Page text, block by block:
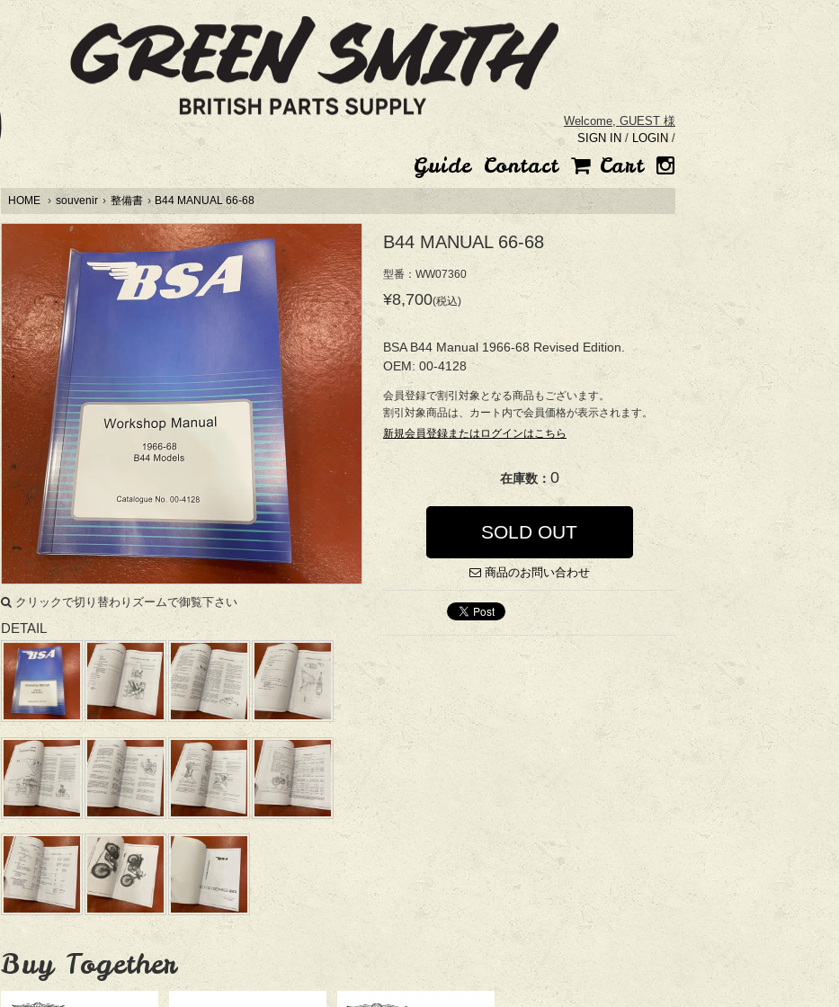
Welcome, GUEST 様
SIGN IN / LOGIN /
Guide Contact Cart
HOME › souvenir › 整備書 › B44 MANUAL 66-68
B44 MANUAL 66-68
型番：WW07360
¥8,700(税込)
BSA B44 Manual 1966-68 Revised Edition.
OEM: 00-4128
会員登録で割引対象となる商品もございます。
割引対象商品は、カート内で会員価格が表示されます。
新規会員登録またはログインはこちら
在庫数： 0
SOLD OUT
商品のお問い合わせ
クリックで切り替わりズームで御覧下さい
DETAIL
Buy Together